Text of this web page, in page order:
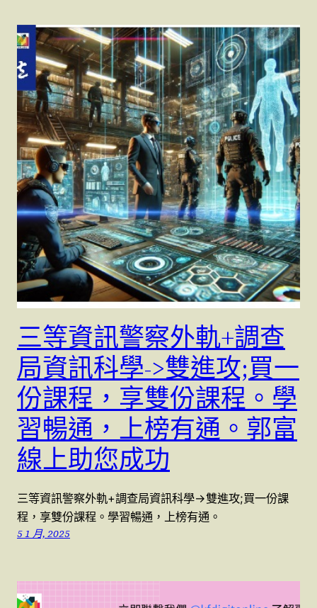
三等資訊警察外軌+調查
局資訊科學->雙進攻;買一
份課程，享雙份課程。學
習暢通，上榜有通。郭富
線上助您成功
三等資訊警察外軌+調查局資訊科學->雙進攻;買一份課
程，享雙份課程。學習暢通，上榜有通。
5 1 月, 2025